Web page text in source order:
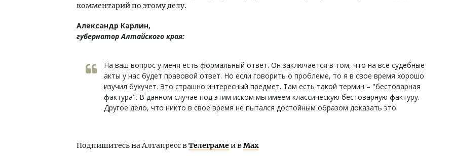
комментарий по этому делу.
Александр Карлин,
губернатор Алтайского края:
На ваш вопрос у меня есть формальный ответ. Он заключается в том, что на все судебные
акты у нас будет правовой ответ. Но если говорить о проблеме, то я в свое время хорошо
изучил бухучет. Это страшно интересный предмет. Там есть такой термин – "бестоварная
фактура". В данном случае под этим иском мы имеем классическую бестоварную фактуру.
Другое дело, что никто в свое время не пытался достойным образом доказать это.
Подпишитесь на Алтапресс вТелеграмеи вMax